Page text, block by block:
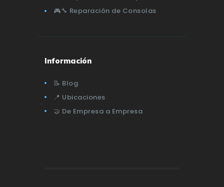
🎮🔧 Reparación de Consolas
Información
📝 Blog
📍 Ubicaciones
🤝 De Empresa a Empresa